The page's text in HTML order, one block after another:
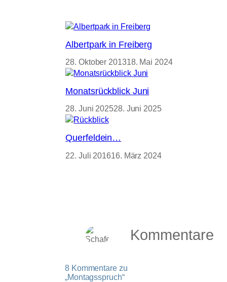
Albertpark in Freiberg
28. Oktober 201318. Mai 2024
Monatsrückblick Juni
28. Juni 202528. Juni 2025
Querfeldein…
22. Juli 201616. März 2024
Kommentare
8 Kommentare zu
„Montagsspruch“